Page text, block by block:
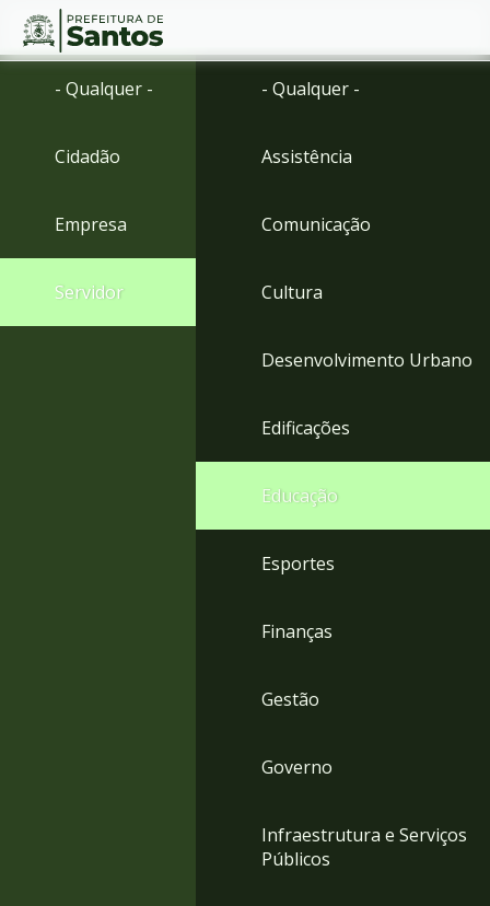
Ir
menu
para
Conteúdo
- Qualquer -
Cidadão
Empresa
Servidor
- Qualquer -
Assistência
Comunicação
Cultura
Desenvolvimento Urbano
Edificações
Educação
Esportes
Finanças
Gestão
Governo
Infraestrutura e Serviços
Públicos